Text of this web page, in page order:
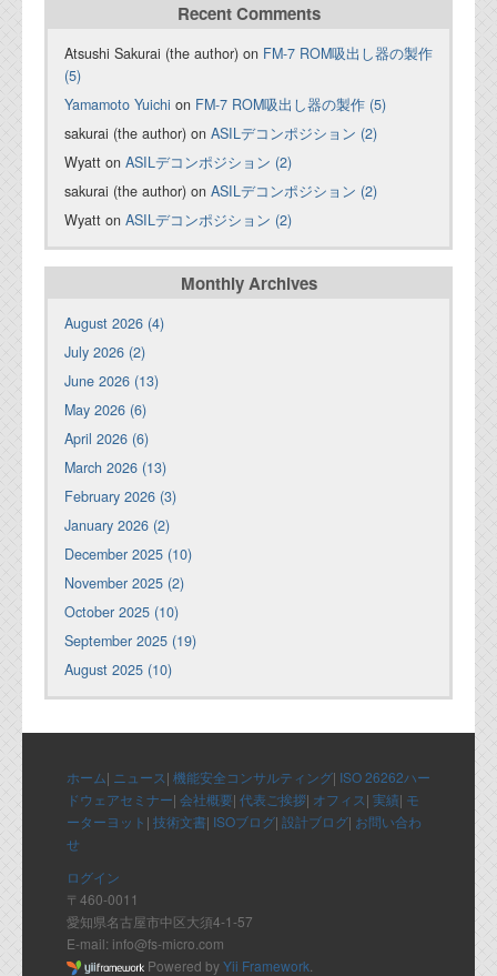
Recent Comments
Atsushi Sakurai (the author) on FM-7 ROM吸出し器の製作
(5)
Yamamoto Yuichi on FM-7 ROM吸出し器の製作 (5)
sakurai (the author) on ASILデコンポジション (2)
Wyatt on ASILデコンポジション (2)
sakurai (the author) on ASILデコンポジション (2)
Wyatt on ASILデコンポジション (2)
Monthly Archives
August 2026 (4)
July 2026 (2)
June 2026 (13)
May 2026 (6)
April 2026 (6)
March 2026 (13)
February 2026 (3)
January 2026 (2)
December 2025 (10)
November 2025 (2)
October 2025 (10)
September 2025 (19)
August 2025 (10)
ホーム| ニュース| 機能安全コンサルティング| ISO 26262ハー
ドウェアセミナー| 会社概要| 代表ご挨拶| オフィス| 実績| モ
ーターヨット | 技術文書| ISOブログ| 設計ブログ| お問い合わ
せ
ログイン
〒460-0011
愛知県名古屋市中区大須4-1-57
E-mail: info@fs-micro.com
Powered byYii Framework